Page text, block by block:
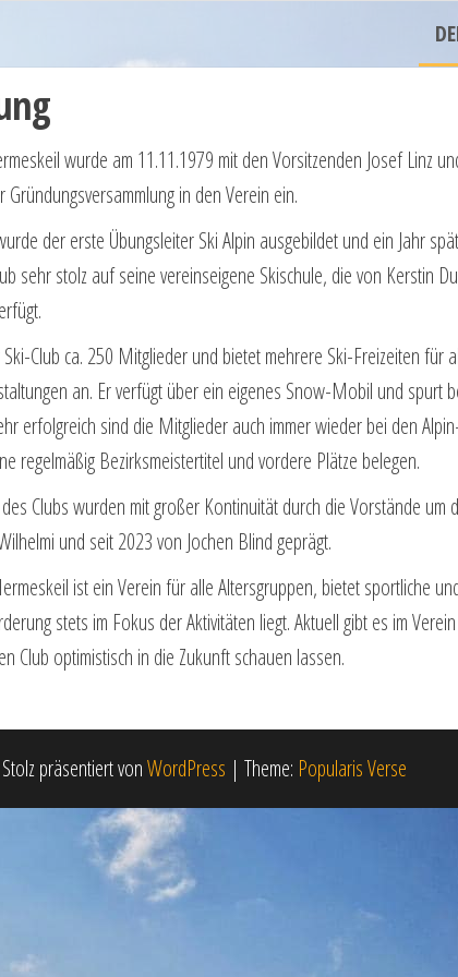
wurde am 11.11.1979 mit den Vorsitzenden Josef Linz
Gründungsversammlung in den Verein ein.
der erste Übungsleiter Ski Alpin ausgebildet und ein Jahr
sehr stolz auf seine vereinseigene Skischule, die von Kerstin
Club ca. 250 Mitglieder und bietet mehrere Ski-Freizeiten
an. Er verfügt über ein eigenes Snow-Mobil und spurt
erfolgreich sind die Mitglieder auch immer wieder bei den
regelmä­ßig Bezirksmeister­titel und vordere Plätze belegen.
Clubs wurden mit großer Kontinuität durch die Vorstände um
und seit 2023 von Jochen Blind geprägt.
ist ein Verein für alle Altersgruppen, bietet sportliche
stets im Fokus der Aktivitäten liegt. Aktuell gibt es im
Club optimistisch in die Zukunft schauen lassen.
Stolz präsentiert vonWordPress | Theme: Popularis Verse